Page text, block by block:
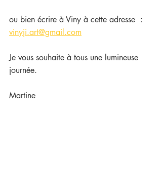
ou bien écrire à Viny à cette adresse  :
vinyji.art@gmail.com
Je vous souhaite à tous une lumineuse
journée.
Martine